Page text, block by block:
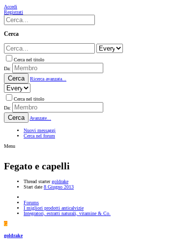
Accedi
Registrati
Cerca
Cerca nel titolo
Da:
Cerca Ricerca avanzata...
Cerca nel titolo
Da:
Cerca Avanzate...
Nuovi messaggi
Cerca nel forum
Menu
Fegato e capelli
Thread starter goldrake
Start date 8 Giugno 2013
Forums
I migliori prodotti anticalvizie
Integratori, estratti naturali, vitamine & Co.
G
goldrake